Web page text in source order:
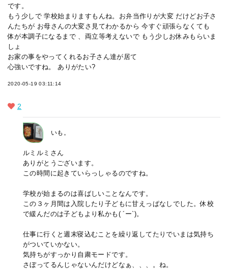
です。
もう少しで 学校始まりますもんね。お弁当作りが大変 だけどお子さ
んたちが お母さんの大変さ見てわかるから 今すぐ頑張らなくても
体が本調子になるまで 、両立等考えないで もう少しお休みもらいま
しょ
お家の事をやってくれるお子さん達が居て
心強いですね。 ありがたい?
2020-05-19 03:11:14
2
いも。
ルミルミさん
ありがとうございます。
この時間に起きていらっしゃるのですね。
学校が始まるのは喜ばしいことなんです。
この３ヶ月間は入院したり子どもに甘えっぱなしでした。休校
で緩んだのは子どもより私かも( ´ー`)。
仕事に行くと週末寝込むことを繰り返してたりでいまは気持ち
がついていかない。
気持ちがすっかり自粛モードです。
さぼってるんじゃないんだけどなぁ、、、。ね。